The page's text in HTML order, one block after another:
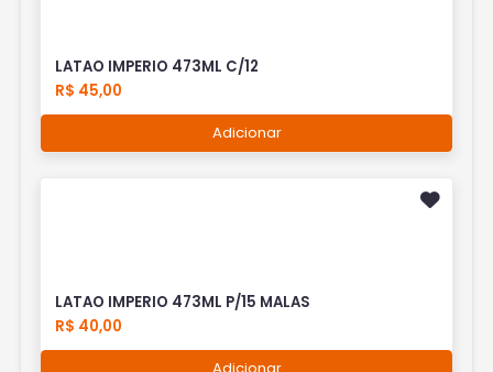
LATAO IMPERIO 473ML C/12
R$ 45,00
Adicionar
LATAO IMPERIO 473ML P/15 MALAS
R$ 40,00